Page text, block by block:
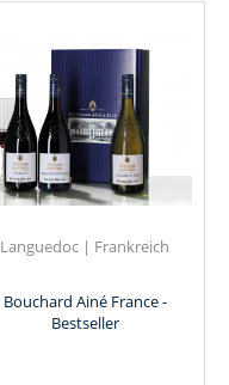
Languedoc | Frankreich
Bouchard Ainé France -
Bestseller